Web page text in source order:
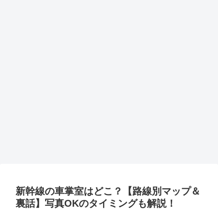
新幹線の車掌室はどこ？【路線別マップ＆
裏話】写真OKのタイミングも解説！